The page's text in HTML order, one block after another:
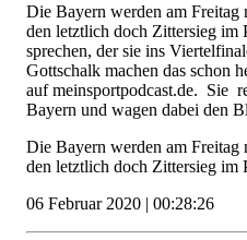
Die Bayern werden am Freitag
den letztlich doch Zittersieg im
sprechen, der sie ins
Gottschalk machen das schon
auf meinsportpodcast.de. Sie
Bayern und wagen dabei den
Die Bayern werden am Freitag
den letztlich doch Zittersieg
06 Februar 2020 | 00:28:26